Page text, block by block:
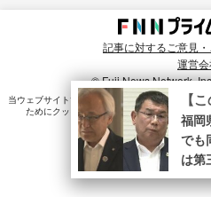
記事に対するご意見
運営会
© Fuji News Network,
当ウェブサイトでは、ユーザのニーズ・興味・関
ためにクッキーを使⽤しています。詳細は、
【
福岡
でも
は第